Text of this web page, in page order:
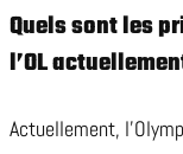
Quels sont les
l’OL
Actuellement,